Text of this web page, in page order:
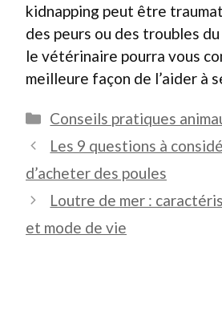
kidnapping peut être
des peurs ou des troubles
le vétérinaire pourra vous
meilleure façon de l’aider à
Catégories
Conseils pratiques
Les 9 questions à
d’acheter des poules
Loutre de mer :
et mode de vie